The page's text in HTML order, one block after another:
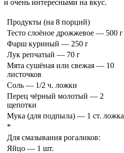
и очень интересными на вкус.
Продукты (на 8 порций)
Тесто слоёное дрожжевое — 500 г
Фарш куриный — 250 г
Лук репчатый — 70 г
Мята сушёная или свежая — 10
листочков
Соль — 1/2 ч. ложки
Перец чёрный молотый — 2
щепотки
Мука (для подпыла) — 1 ст. ложка
*
Для смазывания рогаликов:
Яйцо — 1 шт.